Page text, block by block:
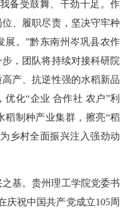
备受鼓舞、干劲十足。作
、履职尽责，坚决守牢种
展。”黔东南州岑巩县农作
，团队将持续对接科研院
产、抗逆性强的水稻新品
化“企业 合作社 农户”利
稻制种产业集群，擦亮“稻
乡村全面振兴注入强劲动
基。贵州理工学院党委书
庆祝中国共产党成立105周